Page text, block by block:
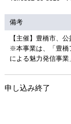
備考
【主催】豊橋市、
※本事業は、「豊橋
による魅力発信事業
申し込み終了